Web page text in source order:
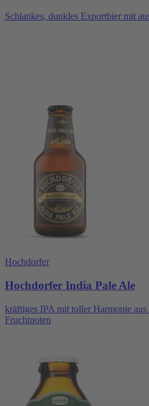
Schlankes, dunkles Exportbier mit
Hochdorfer
Hochdorfer India Pale Ale
kräftiges IPA mit toller Harmonie
Fruchtnoten